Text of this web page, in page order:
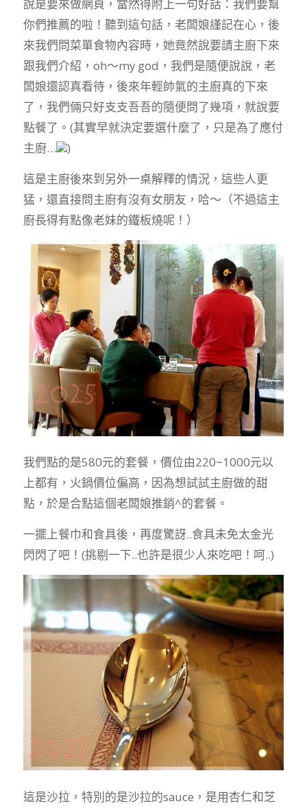
說是要來做網頁，當然得附上一句好話：我們要幫
你們推薦的啦！聽到這句話，老闆娘謹記在心，後
來我們問菜單食物內容時，她竟然說要請主廚下來
跟我們介紹，oh～my god，我們是隨便說說，老
闆娘還認真看待，後來年輕帥氣的主廚真的下來
了，我們倆只好支支吾吾的隨便問了幾項，就說要
點餐了。(其實早就決定要選什麼了，只是為了應付
主廚…
)
這是主廚後來到另外一桌解釋的情況，這些人更
猛，還直接問主廚有沒有女朋友，哈～（不過這主
廚長得有點像老妹的鐵板燒呢！）
我們點的是580元的套餐，價位由220~1000元以
上都有，火鍋價位偏高，因為想試試主廚做的甜
點，於是合點這個老闆娘推銷^的套餐。
一擺上餐巾和食具後，再度驚訝..食具未免太金光
閃閃了吧！(挑剔一下..也許是很少人來吃吧！呵..)
這是沙拉，特別的是沙拉的sauce，是用杏仁和芝